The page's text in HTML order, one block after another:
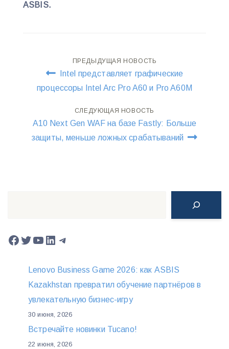
ASBIS.
Навигация
по
записям
ПРЕДЫДУЩАЯ НОВОСТЬ
Intel представляет графические
процессоры Intel Arc Pro A60 и Pro A60M
СЛЕДУЮЩАЯ НОВОСТЬ
A10 Next Gen WAF на базе Fastly: Больше
защиты, меньше ложных срабатываний
Facebook
Twitter
YouTube
LinkedIn
Telegram
Lenovo Business Game 2026: как ASBIS
Kazakhstan превратил обучение партнёров в
увлекательную бизнес-игру
30 июня, 2026
Встречайте новинки Tucano!
22 июня, 2026